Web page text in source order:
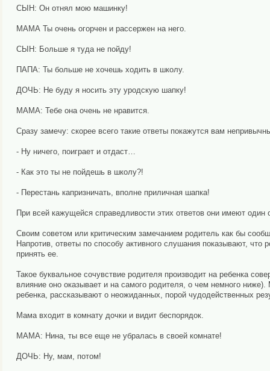
СЫН: Он отнял мою машинку!
МАМА Ты очень огорчен и рассержен на него.
СЫН: Больше я туда не пойду!
ПАПА: Ты больше не хочешь ходить в школу.
ДОЧЬ: Не буду я носить эту уродскую шапку!
МАМА: Тебе она очень не нравится.
Сразу замечу: скорее всего такие ответы покажутся вам
- Ну ничего, поиграет и отдаст…
- Как это ты не пойдешь в школу?!
- Перестань капризничать, вполне приличная шапка!
При всей кажущейся справедливости этих ответов они имеют
Своим советом или критическим замечанием родитель как бы
Напротив, ответы по способу активного слушания показывают,
принять ее.
Такое буквальное сочувствие родителя производит на ребенка
влияние оно оказывает и на самого родителя, о чем немного
ребенка, рассказывают о неожиданных, порой чудодейственных
Мама входит в комнату дочки и видит беспорядок.
МАМА: Нина, ты все еще не убралась в своей комнате!
ДОЧЬ: Ну, мам, потом!